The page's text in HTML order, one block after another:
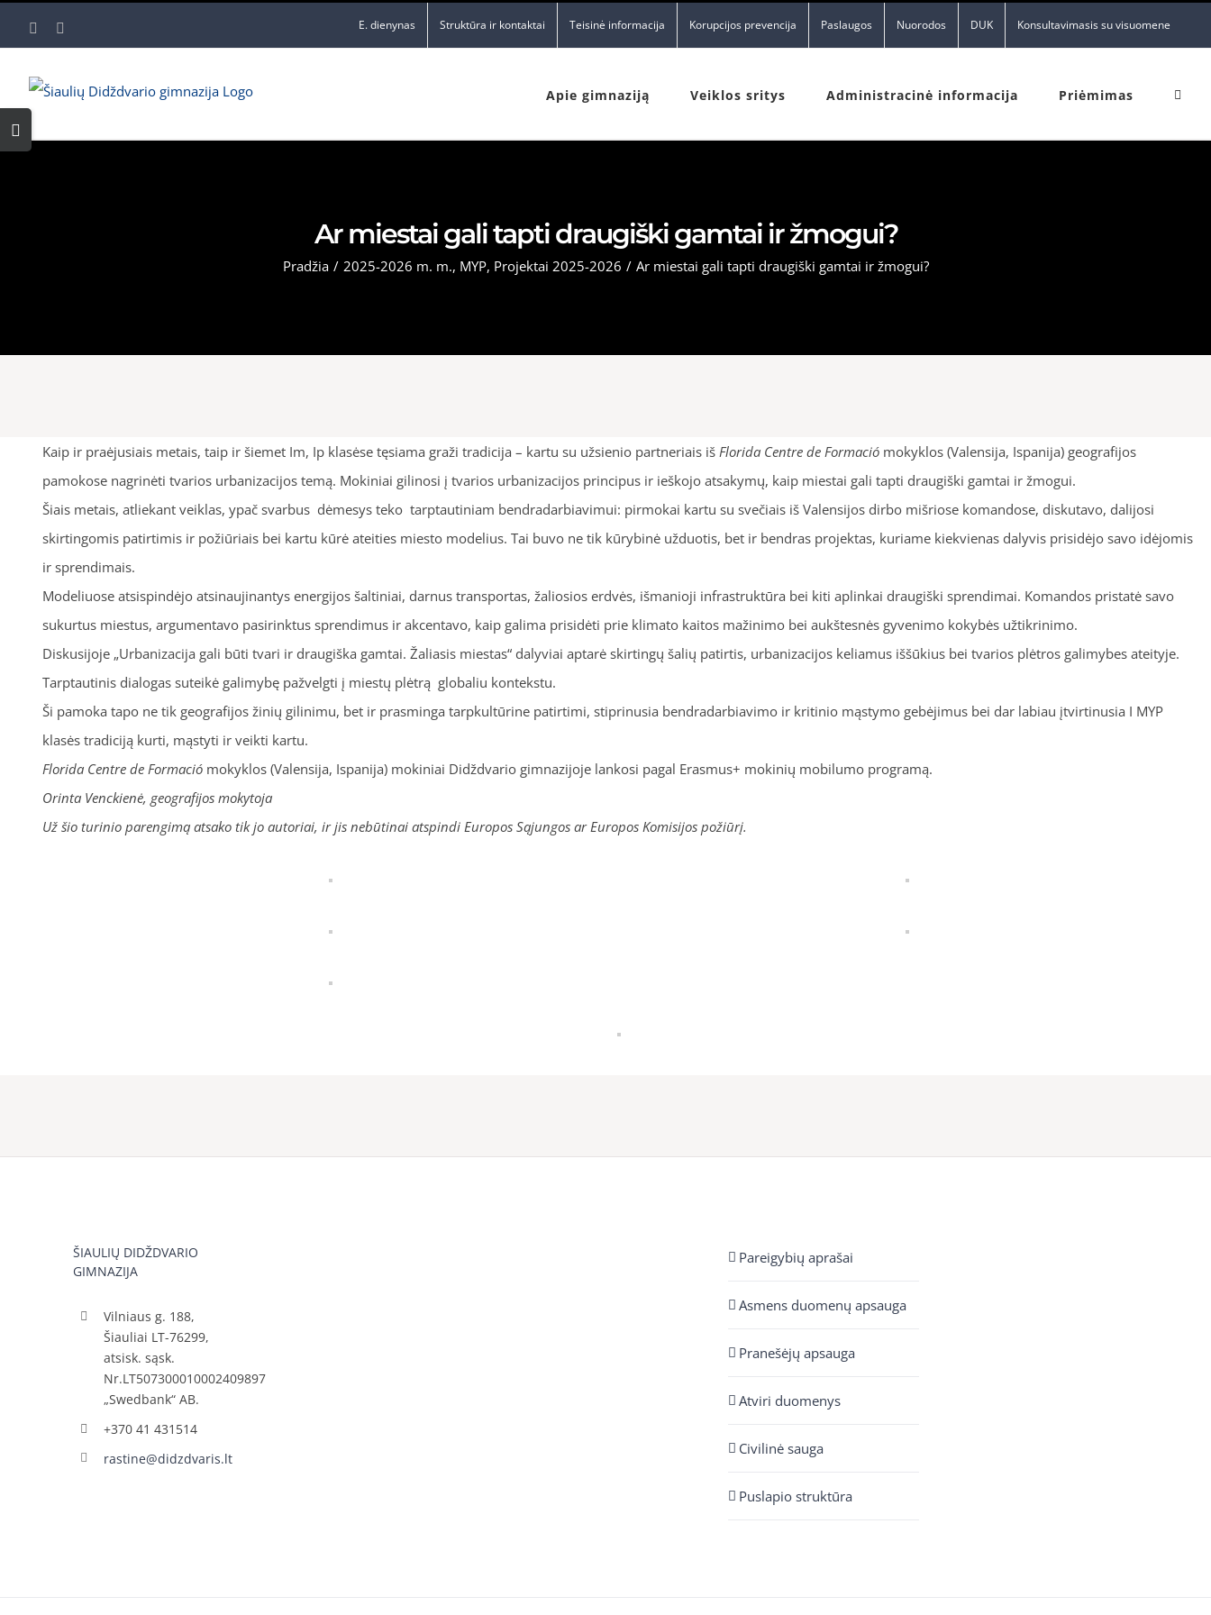
Facebook E. dienynas Struktūra ir kontaktai Teisinė informacija Korupcijos prevencija Paslaugos Nuorodos DUK Konsultavimasis su visuomene
Apie gimnaziją Veiklos sritys Administracinė informacija Priėmimas
Ar miestai gali tapti draugiški gamtai ir žmogui?
Pradžia / 2025-2026 m. m., MYP, Projektai 2025-2026 / Ar miestai gali tapti draugiški gamtai ir žmogui?
Kaip ir praėjusiais metais, taip ir šiemet Im, Ip klasėse tęsiama graži tradicija – kartu su užsienio partneriais iš Florida Centre de Formaciómokyklos (Valensija, Ispanija) geografijos
pamokose nagrinėti tvarios urbanizacijos temą. Mokiniai gilinosi į tvarios urbanizacijos principus ir ieškojo atsakymų, kaip miestai gali tapti draugiški gamtai ir žmogui.
Šiais metais, atliekant veiklas, ypač svarbus dėmesys teko tarptautiniam bendradarbiavimui: pirmokai kartu su svečiais iš Valensijos dirbo mišriose komandose, diskutavo, dalijosi
skirtingomis patirtimis ir požiūriais bei kartu kūrė ateities miesto modelius. Tai buvo ne tik kūrybinė užduotis, bet ir bendras projektas, kuriame kiekvienas dalyvis prisidėjo savo idėjomis
ir sprendimais.
Modeliuose atsispindėjo atsinaujinantys energijos šaltiniai, darnus transportas, žaliosios erdvės, išmanioji infrastruktūra bei kiti aplinkai draugiški sprendimai. Komandos pristatė savo
sukurtus miestus, argumentavo pasirinktus sprendimus ir akcentavo, kaip galima prisidėti prie klimato kaitos mažinimo bei aukštesnės gyvenimo kokybės užtikrinimo.
Diskusijoje „Urbanizacija gali būti tvari ir draugiška gamtai. Žaliasis miestas“ dalyviai aptarė skirtingų šalių patirtis, urbanizacijos keliamus iššūkius bei tvarios plėtros galimybes ateityje.
Tarptautinis dialogas suteikė galimybę pažvelgti į miestų plėtrą globaliu kontekstu.
Ši pamoka tapo ne tik geografijos žinių gilinimu, bet ir prasminga tarpkultūrine patirtimi, stiprinusia bendradarbiavimo ir kritinio mąstymo gebėjimus bei dar labiau įtvirtinusia I MYP
klasės tradiciją kurti, mąstyti ir veikti kartu.
Florida Centre de Formaciómokyklos (Valensija, Ispanija) mokiniai Didždvario gimnazijoje lankosi pagal Erasmus+ mokinių mobilumo programą.
Orinta Venckienė, geografijos mokytoja
Už šio turinio parengimą atsako tik jo autoriai, ir jis nebūtinai atspindi Europos Sąjungos ar Europos Komisijos požiūrį.
ŠIAULIŲ DIDŽDVARIO
GIMNAZIJA
Vilniaus g. 188,
Šiauliai LT-76299,
atsisk. sąsk.
Nr.LT507300010002409897
„Swedbank“ AB.
+370 41 431514
rastine@didzdvaris.lt
Pareigybių aprašai
Asmens duomenų apsauga
Pranešėjų apsauga
Atviri duomenys
Civilinė sauga
Puslapio struktūra
Toggle
Sliding